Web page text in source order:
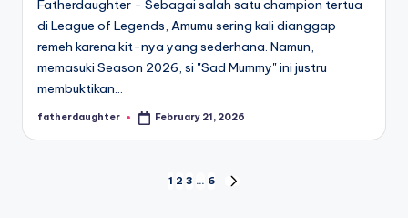
Fatherdaughter - Sebagai salah satu champion tertua
di League of Legends, Amumu sering kali dianggap
remeh karena kit-nya yang sederhana. Namun,
memasuki Season 2026, si "Sad Mummy" ini justru
membuktikan…
Posted
fatherdaughter February 21, 2026
1 2 3 … 6